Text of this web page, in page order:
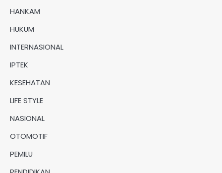
HANKAM
HUKUM
INTERNASIONAL
IPTEK
KESEHATAN
LIFE STYLE
NASIONAL
OTOMOTIF
PEMILU